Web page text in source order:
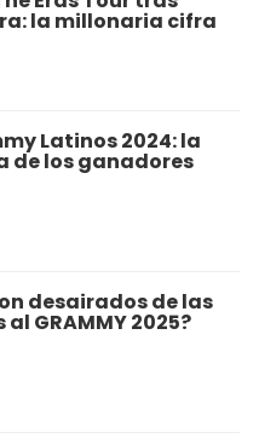
la millonaria cifra
Latinos 2024: la
de los ganadores
desairados de las
GRAMMY 2025?